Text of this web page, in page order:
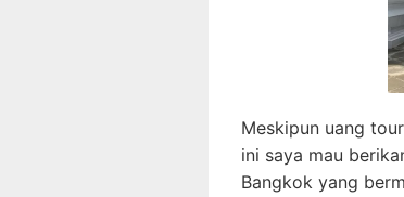
Meskipun uang
ini saya mau
Bangkok yang